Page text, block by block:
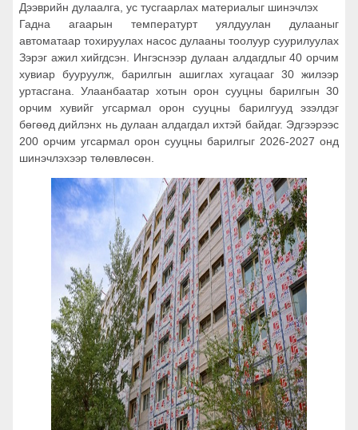
Дээврийн дулаалга, ус тусгаарлах материалыг шинэчлэх
Гадна агаарын температурт уялдуулан дулааныг
автоматаар тохируулах насос дулааны тоолуур суурилуулах
Зэрэг ажил хийгдсэн. Ингэснээр дулаан алдагдлыг 40 орчим
хувиар бууруулж, барилгын ашиглах хугацааг 30 жилээр
уртасгана. Улаанбаатар хотын орон сууцны барилгын 30
орчим хувийг угсармал орон сууцны барилгууд эзэлдэг
бөгөөд дийлэнх нь дулаан алдагдал ихтэй байдаг. Эдгээрээс
200 орчим угсармал орон сууцны барилгыг 2026-2027 онд
шинэчлэхээр төлөвлөсөн.